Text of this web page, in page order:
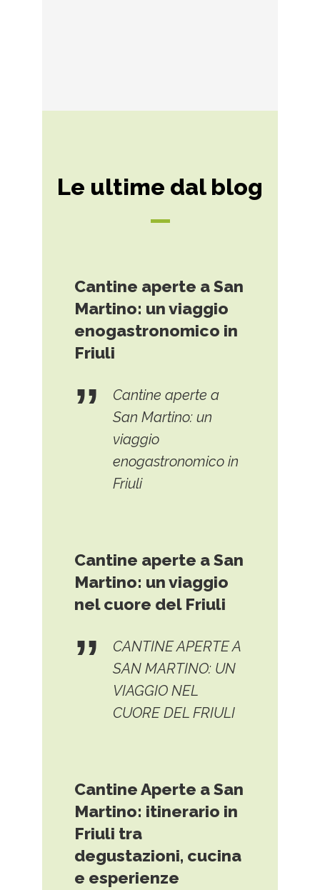
Le ultime dal blog
Cantine aperte a San
Martino: un viaggio
enogastronomico in
Friuli
Cantine aperte a
San Martino: un
viaggio
enogastronomico in
Friuli
Cantine aperte a San
Martino: un viaggio
nel cuore del Friuli
CANTINE APERTE A
SAN MARTINO: UN
VIAGGIO NEL
CUORE DEL FRIULI
Cantine Aperte a San
Martino: itinerario in
Friuli tra
degustazioni, cucina
e esperienze